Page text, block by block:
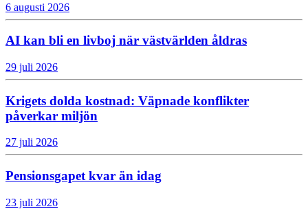
6 augusti 2026
AI kan bli en livboj när västvärlden åldras
29 juli 2026
Krigets dolda kostnad: Väpnade konflikter
påverkar miljön
27 juli 2026
Pensionsgapet kvar än idag
23 juli 2026